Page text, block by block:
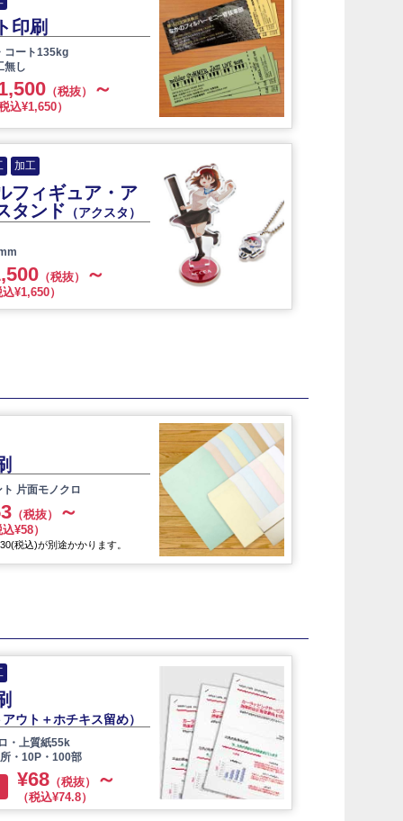
印刷
コート135kg
無し
（税抜） ～
込¥1,650）
加工
フィギュア・ア
タンド （アクスタ）
（税抜） ～
¥1,650）
片面モノクロ
（税抜） ～
¥58）
税込)が別途かかります。
ウト＋ホチキス留め）
・上質紙55k
・10P・100部
¥68 （税抜） ～
（税込¥74.8）